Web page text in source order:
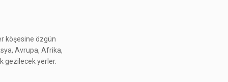
köşesine özgün
Avrupa, Afrika,
gezilecek yerler.